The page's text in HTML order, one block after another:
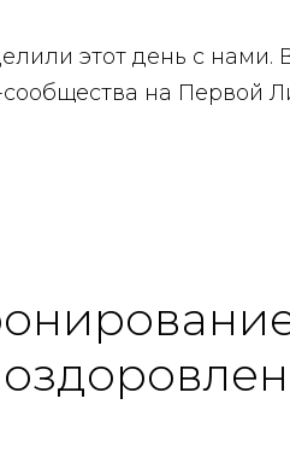
этот день с
сообщества на Первой